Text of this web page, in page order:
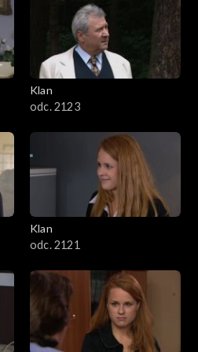
Klan
odc. 2123
Klan
odc. 2121